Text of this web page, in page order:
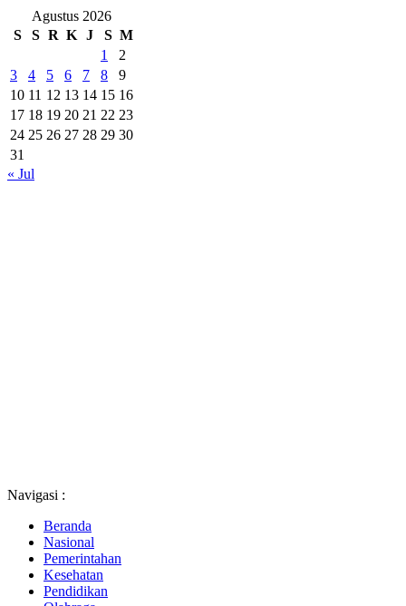
Agustus 2026
S
S R K J S M
1
2
3
4 5 6 7 8
9
10 11 12 13 14 15 16
17 18 19 20 21 22 23
24 25 26 27 28 29 30
31
« Jul
Navigasi :
Beranda
Nasional
Pemerintahan
Kesehatan
Pendidikan